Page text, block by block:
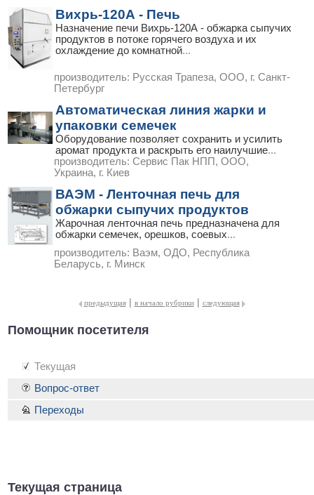
Вихрь-120А - Печь
Назначение печи Вихрь-120А - обжарка сыпучих
продуктов в потоке горячего воздуха и их
охлаждение до комнатной...
производитель: Русская Трапеза, ООО, г. Санкт-
Петербург
Автоматическая линия жарки и
упаковки семечек
Оборудование позволяет сохранить и усилить
аромат продукта и раскрыть его наилучшие...
производитель: Сервис Пак НПП, ООО,
Украина, г. Киев
ВАЭМ - Ленточная печь для
обжарки сыпучих продуктов
Жарочная ленточная печь предназначена для
обжарки семечек, орешков, соевых...
производитель: Ваэм, ОДО, Республика
Беларусь, г. Минск
предыдущая | в начало рубрики | следующая
Помощник посетителя
Текущая
Текущая страница
Вопрос-ответ
Переходы